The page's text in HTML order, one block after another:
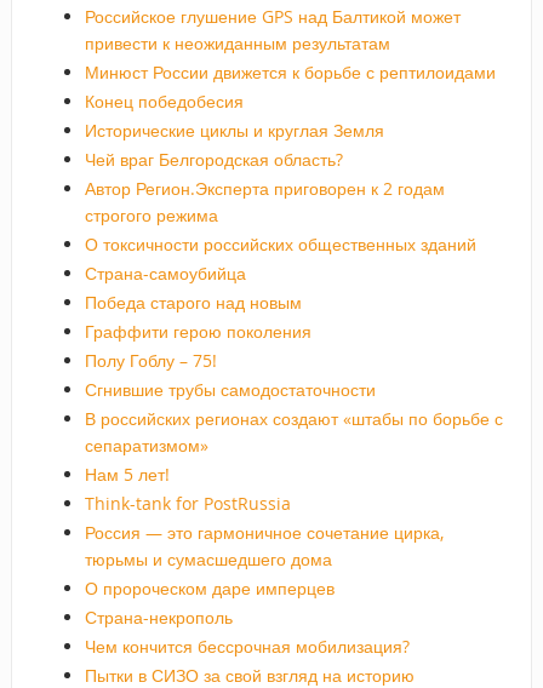
Российское глушение GPS над Балтикой может
привести к неожиданным результатам
Минюст России движется к борьбе с рептилоидами
Конец победобесия
Исторические циклы и круглая Земля
Чей враг Белгородская область?
Автор Регион.Эксперта приговорен к 2 годам
строгого режима
О токсичности российских общественных зданий
Страна-самоубийца
Победа старого над новым
Граффити герою поколения
Полу Гоблу – 75!
Сгнившие трубы самодостаточности
В российских регионах создают «штабы по борьбе с
сепаратизмом»
Нам 5 лет!
Think-tank for PostRussia
Россия — это гармоничное сочетание цирка,
тюрьмы и сумасшедшего дома
О пророческом даре имперцев
Страна-некрополь
Чем кончится бессрочная мобилизация?
Пытки в СИЗО за свой взгляд на историю